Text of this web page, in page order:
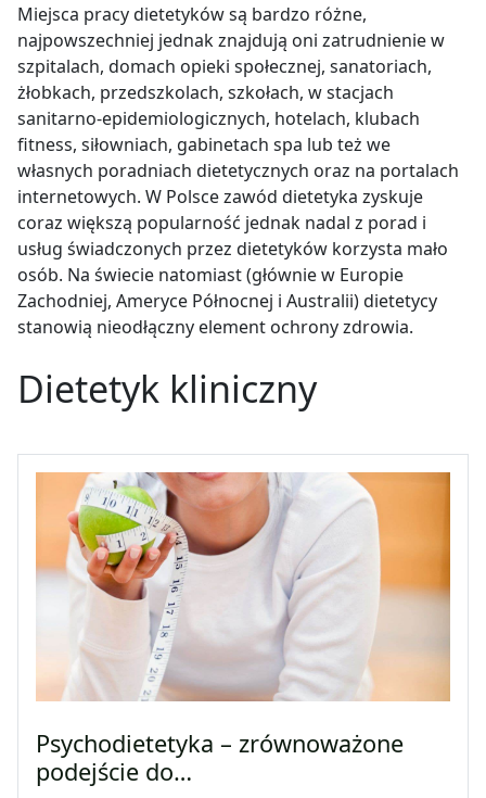
Miejsca pracy dietetyków są bardzo różne,
najpowszechniej jednak znajdują oni zatrudnienie w
szpitalach, domach opieki społecznej, sanatoriach,
żłobkach, przedszkolach, szkołach, w stacjach
sanitarno-epidemiologicznych, hotelach, klubach
fitness, siłowniach, gabinetach spa lub też we
własnych poradniach dietetycznych oraz na portalach
internetowych. W Polsce zawód dietetyka zyskuje
coraz większą popularność jednak nadal z porad i
usług świadczonych przez dietetyków korzysta mało
osób. Na świecie natomiast (głównie w Europie
Zachodniej, Ameryce Północnej i Australii) dietetycy
stanowią nieodłączny element ochrony zdrowia.
Dietetyk kliniczny
Psychodietetyka – zrównoważone
podejście do…